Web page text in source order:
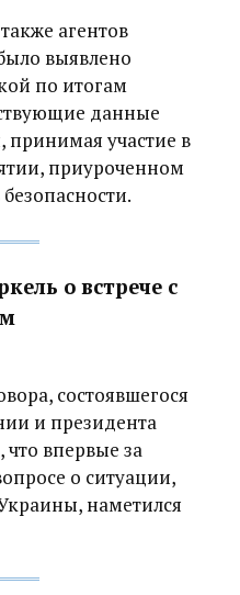
агентов
выявлено
по итогам
данные
участие в
приуроченном
о встрече с
состоявшегося
и президента
впервые за
о ситуации,
наметился